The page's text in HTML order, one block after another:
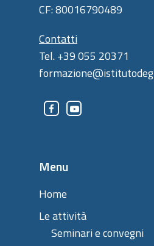
CF: 80016790489
Contatti
Tel. +39 055 20371
Menu
Home
Le attività
Seminari e convegni